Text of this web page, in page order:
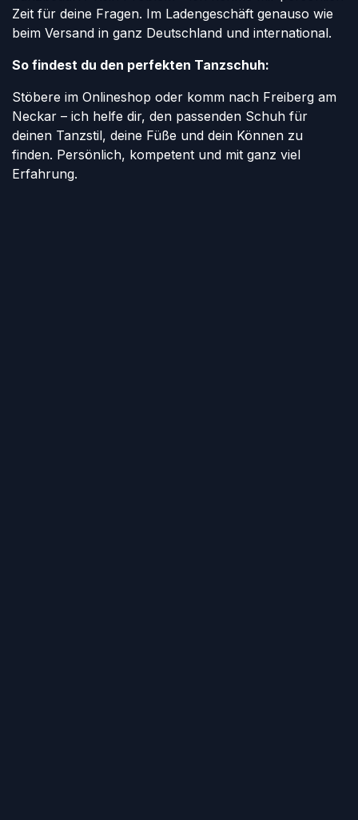
Zeit für deine Fragen. Im Ladengeschäft genauso wie
beim Versand in ganz Deutschland und international.
So findest du den perfekten Tanzschuh:
Stöbere im Onlineshop oder komm nach Freiberg am
Neckar – ich helfe dir, den passenden Schuh für
deinen Tanzstil, deine Füße und dein Können zu
finden. Persönlich, kompetent und mit ganz viel
Erfahrung.